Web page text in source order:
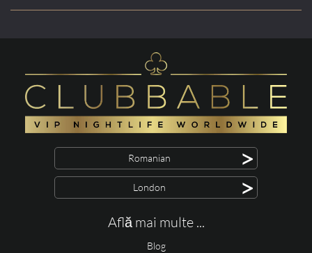
Romanian >
London >
Află mai multe ...
Blog